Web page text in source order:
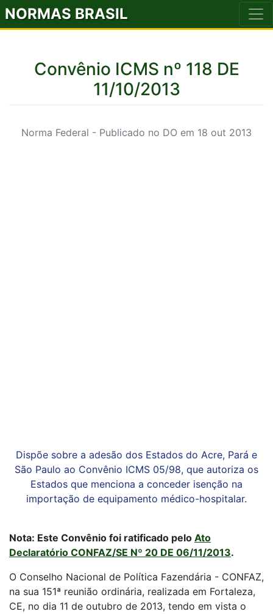
NORMAS BRASIL
Convênio ICMS nº 118 DE
11/10/2013
Norma Federal - Publicado no DO em 18 out 2013
Dispõe sobre a adesão dos Estados do Acre, Pará e
São Paulo ao Convênio ICMS 05/98, que autoriza os
Estados que menciona a conceder isenção na
importação de equipamento médico-hospitalar.
Nota: Este Convênio foi ratificado pelo Ato
Declaratório CONFAZ/SE Nº 20 DE 06/11/2013.
O Conselho Nacional de Política Fazendária - CONFAZ,
na sua 151ª reunião ordinária, realizada em Fortaleza,
CE, no dia 11 de outubro de 2013, tendo em vista o